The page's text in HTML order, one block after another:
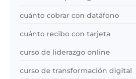
cuánto cobrar con datáfono
cuánto recibo con tarjeta
curso de liderazgo online
curso de transformación digital